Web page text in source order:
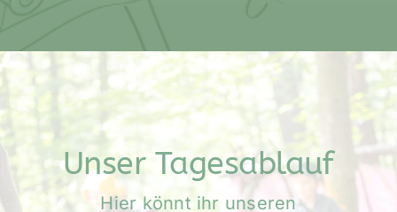
Unser Tagesablauf
Hier könnt ihr unseren